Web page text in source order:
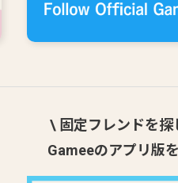
\ 固定フレンドを探
Gameeのアプリ版